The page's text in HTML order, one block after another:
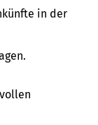
in der